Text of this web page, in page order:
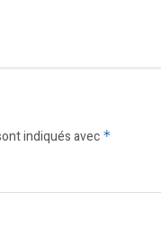
indiqués avec *